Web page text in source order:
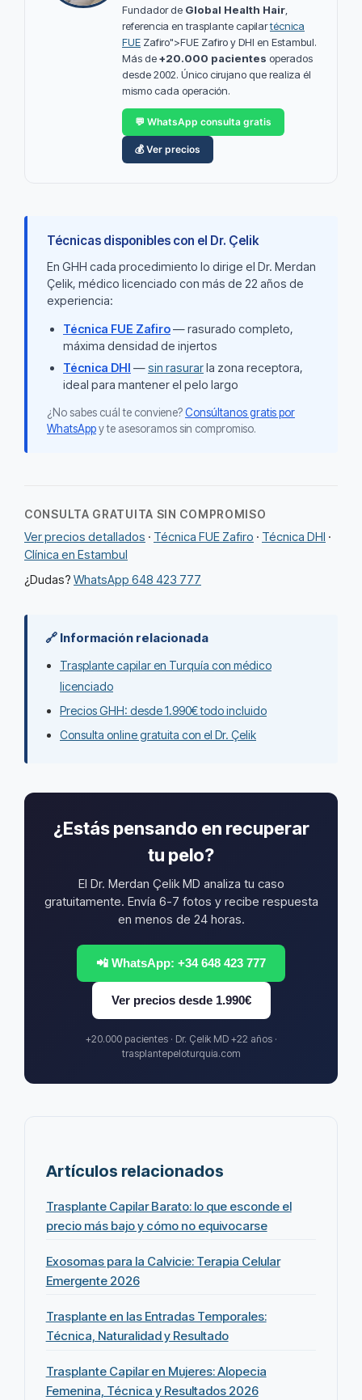
Fundador de Global Health Hair
referencia en trasplante capilartécnica
FUE Zafiro">FUE Zafiro y DHI en Estambul.
Más de+20.000 pacientes operados
desde 2002. Único cirujano que realiza él
mismo cada operación.
💬 WhatsApp consulta gratis
💰 Ver precios
Técnicas disponibles con el Dr. Çelik
En GHH cada procedimiento lo dirige el Dr. Merdan
Çelik, médico licenciado con más de 22 años de
experiencia:
Técnica FUE Zafiro— rasurado completo,
máxima densidad de injertos
Técnica DHI —sin rasurarla zona receptora,
ideal para mantener el pelo largo
¿No sabes cuál te conviene?Consúltanos gratis por
WhatsAppy te asesoramos sin compromiso.
CONSULTA GRATUITA SIN COMPROMISO
Ver precios detallados · Técnica FUE Zafiro · Técnica DHI ·
Clínica en Estambul
¿Dudas? WhatsApp 648 423 777
🔗 Información relacionada
Trasplante capilar en Turquía con médico
licenciado
Precios GHH: desde 1.990€ todo incluido
Consulta online gratuita con el Dr. Çelik
¿Estás pensando en recuperar
tu pelo?
El Dr. Merdan Çelik MD analiza tu caso
gratuitamente. Envía 6-7 fotos y recibe respuesta
en menos de 24 horas.
📲 WhatsApp: +34 648 423 777
Ver precios desde 1.990€
+20.000 pacientes · Dr. Çelik MD +22 años ·
trasplantepeloturquia.com
Artículos relacionados
Trasplante Capilar Barato: lo que esconde el
precio más bajo y cómo no equivocarse
Exosomas para la Calvicie: Terapia Celular
Emergente 2026
Trasplante en las Entradas Temporales:
Técnica, Naturalidad y Resultado
Trasplante Capilar en Mujeres: Alopecia
Femenina, Técnica y Resultados 2026